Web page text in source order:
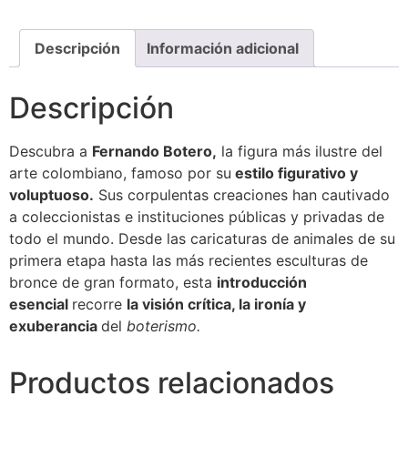
Descripción Información adicional
Descripción
Descubra a Fernando Botero, la figura más ilustre del
arte colombiano, famoso por su estilo figurativo y
voluptuoso. Sus corpulentas creaciones han cautivado
a coleccionistas e instituciones públicas y privadas de
todo el mundo. Desde las caricaturas de animales de su
primera etapa hasta las más recientes esculturas de
bronce de gran formato, esta introducción
esencial recorre la visión crítica, la ironía y
exuberancia del boterismo.
Productos relacionados